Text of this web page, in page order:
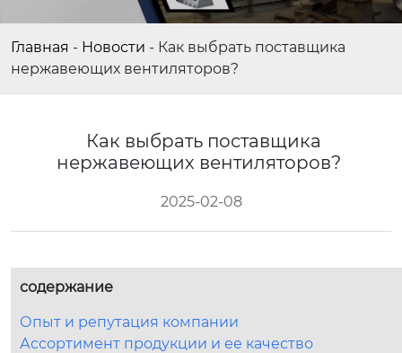
Главная - Новости - Как выбрать поставщика
нержавеющих вентиляторов?
Как выбрать поставщика
нержавеющих вентиляторов?
2025-02-08
содержание
Опыт и репутация компании
Ассортимент продукции и ее качество